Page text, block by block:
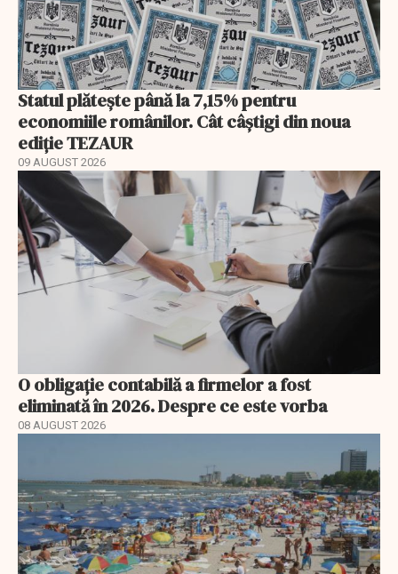
Statul plătește până la 7,15% pentru
economiile românilor. Cât câștigi din noua
ediție TEZAUR
09 AUGUST 2026
O obligație contabilă a firmelor a fost
eliminată în 2026. Despre ce este vorba
08 AUGUST 2026